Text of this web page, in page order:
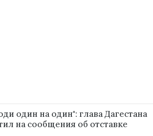
один на один": глава Дагестана
на сообщения об отставке